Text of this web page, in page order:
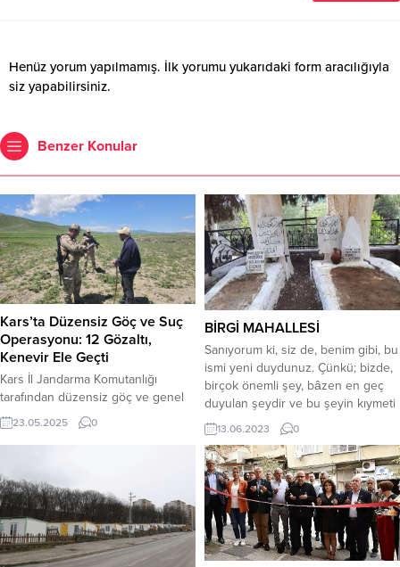
Henüz yorum yapılmamış. İlk yorumu yukarıdaki form aracılığıyla
siz yapabilirsiniz.
Benzer Konular
Kars’ta Düzensiz Göç ve Suç
Operasyonu: 12 Gözaltı,
Kenevir Ele Geçti
Kars İl Jandarma Komutanlığı
tarafından düzensiz göç ve genel
asayişin sağlanması amacıyla il
genelinde geniş kapsamlı bir
798 kişi sorgulandı, 480 kök
kenevir ele geçirildi ve çeşitli
suçlardan 12 kişi gözaltına alındı.
Kars’ta Düzensiz Göç ve Suçlara
Yönelik Kapsamlı Jandarma
23.05.2025 0
BİRGİ MAHALLESİ
Sanıyorum ki, siz de, benim gibi, bu
ismi yeni duydunuz. Çünkü; bizde,
birçok önemli şey, bâzen en geç
duyulan şeydir ve bu şeyin kıymeti
de, maalesef, afakî analizlerle
piyasaya sürülür. 1972-1973
yıllarında iki sene, Diyarbakır Eğitim
Enstitüsü F(ı)ransızca Öğretmenliği
Bölümü’nde hocalık ve Bölüm
Şefliği (Başkanlığı) yaptım. O
dönemin öncesinin ve sonrasının
öğretmen...
13.06.2023 0